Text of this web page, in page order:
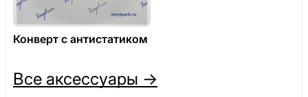
Конверт с антистатиком
Все аксессуары →